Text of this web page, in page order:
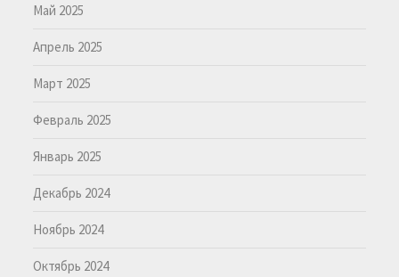
Май 2025
Апрель 2025
Март 2025
Февраль 2025
Январь 2025
Декабрь 2024
Ноябрь 2024
Октябрь 2024